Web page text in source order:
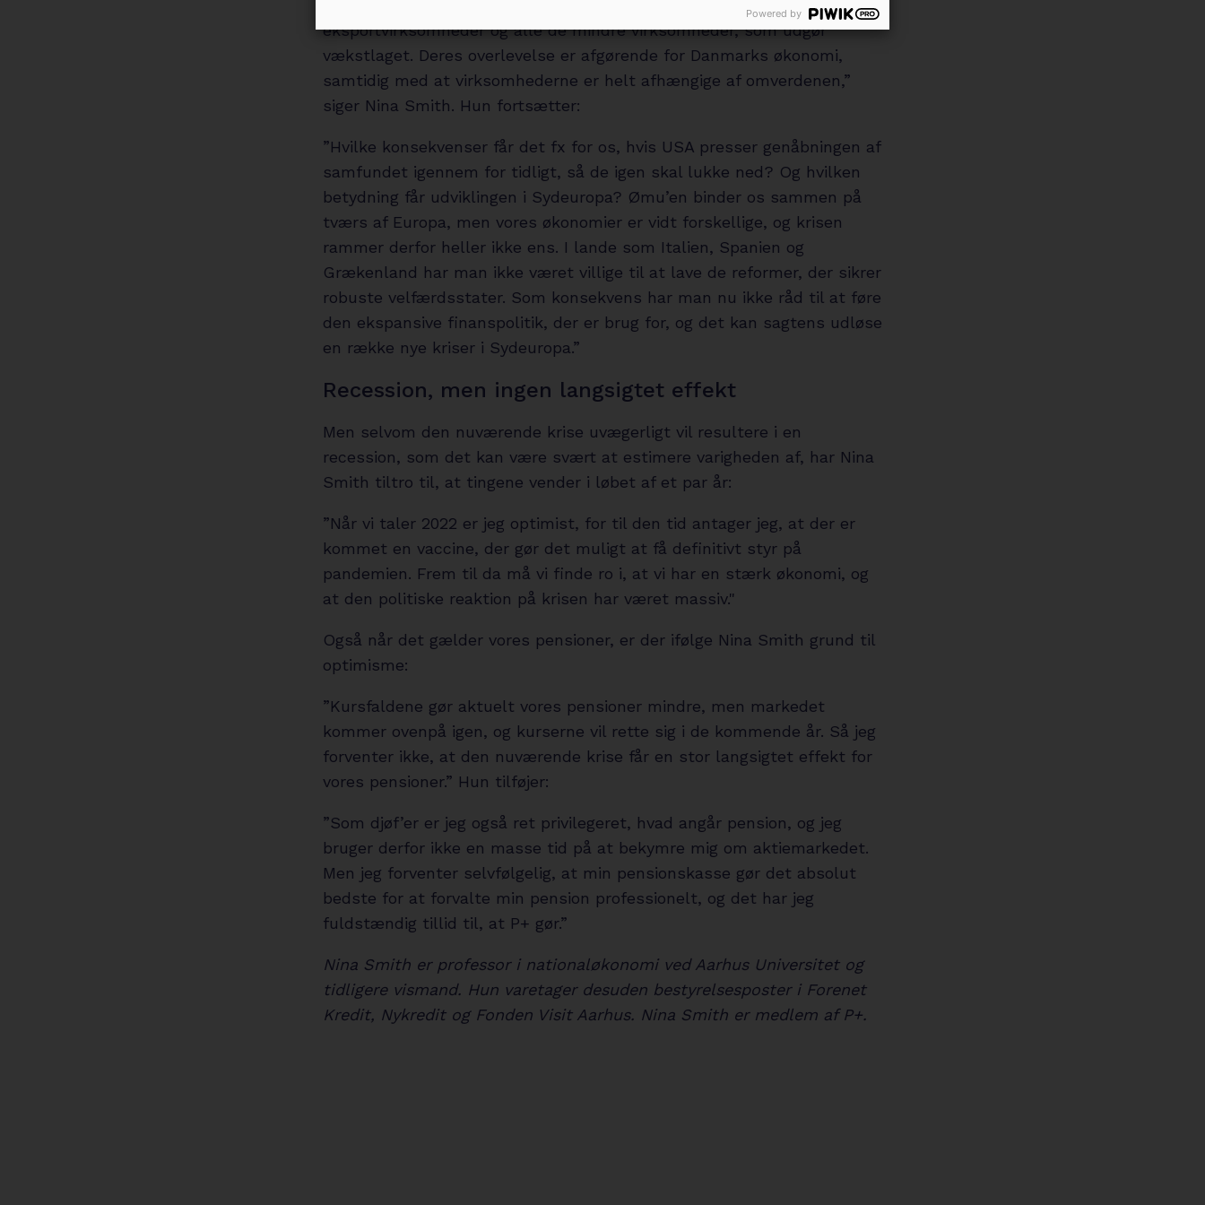
udbud. Min store bekymring er derfor, om vi kan sikre vores
eksportvirksomheder og alle de mindre virksomheder, som udgør
vækstlaget. Deres overlevelse er afgørende for Danmarks økonomi,
samtidig med at virksomhederne er helt afhængige af omverdenen,”
siger Nina Smith. Hun fortsætter:
”Hvilke konsekvenser får det fx for os, hvis USA presser genåbningen af
samfundet igennem for tidligt, så de igen skal lukke ned? Og hvilken
betydning får udviklingen i Sydeuropa? Ømu’en binder os sammen på
tværs af Europa, men vores økonomier er vidt forskellige, og krisen
rammer derfor heller ikke ens. I lande som Italien, Spanien og
Grækenland har man ikke været villige til at lave de reformer, der sikrer
robuste velfærdsstater. Som konsekvens har man nu ikke råd til at føre
den ekspansive finanspolitik, der er brug for, og det kan sagtens udløse
en række nye kriser i Sydeuropa.”
Recession, men ingen langsigtet effekt
Men selvom den nuværende krise uvægerligt vil resultere i en
recession, som det kan være svært at estimere varigheden af, har Nina
Smith tiltro til, at tingene vender i løbet af et par år:
”Når vi taler 2022 er jeg optimist, for til den tid antager jeg, at der er
kommet en vaccine, der gør det muligt at få definitivt styr på
pandemien. Frem til da må vi finde ro i, at vi har en stærk økonomi, og
at den politiske reaktion på krisen har været massiv."
Også når det gælder vores pensioner, er der ifølge Nina Smith grund til
optimisme:
”Kursfaldene gør aktuelt vores pensioner mindre, men markedet
kommer ovenpå igen, og kurserne vil rette sig i de kommende år. Så jeg
forventer ikke, at den nuværende krise får en stor langsigtet effekt for
vores pensioner.” Hun tilføjer:
”Som djøf’er er jeg også ret privilegeret, hvad angår pension, og jeg
bruger derfor ikke en masse tid på at bekymre mig om aktiemarkedet.
Men jeg forventer selvfølgelig, at min pensionskasse gør det absolut
bedste for at forvalte min pension professionelt, og det har jeg
fuldstændig tillid til, at P+ gør.”
Nina Smith er professor i nationaløkonomi ved Aarhus Universitet og
tidligere vismand. Hun varetager desuden bestyrelsesposter i Forenet
Kredit, Nykredit og Fonden Visit Aarhus. Nina Smith er medlem af P+.
Powered by